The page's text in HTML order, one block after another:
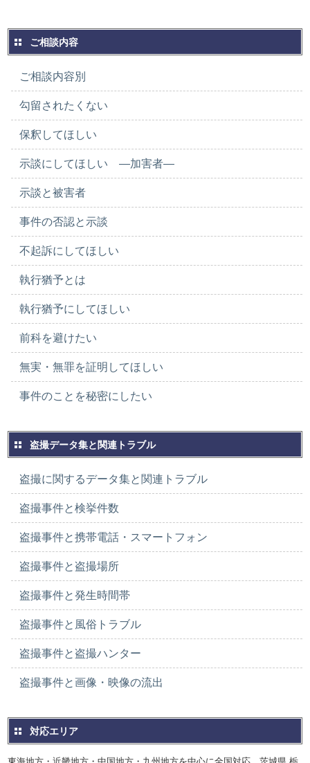
ご相談内容
ご相談内容別
勾留されたくない
保釈してほしい
示談にしてほしい ―加害者―
示談と被害者
事件の否認と示談
不起訴にしてほしい
執行猶予とは
執行猶予にしてほしい
前科を避けたい
無実・無罪を証明してほしい
事件のことを秘密にしたい
盗撮データ集と関連トラブル
盗撮に関するデータ集と関連トラブル
盗撮事件と検挙件数
盗撮事件と携帯電話・スマートフォン
盗撮事件と盗撮場所
盗撮事件と発生時間帯
盗撮事件と風俗トラブル
盗撮事件と盗撮ハンター
盗撮事件と画像・映像の流出
対応エリア